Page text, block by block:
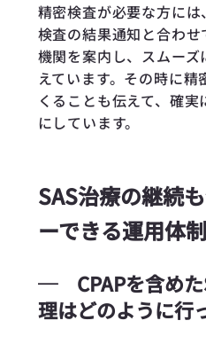
精密検査が必要な方に
検査の結果通知と合わ
機関を案内し、スムー
えています。その時に
くることも伝えて、確
にしています。
SAS治療の継続
ーできる運用体制
─ CPAPを含め
理はどのように行